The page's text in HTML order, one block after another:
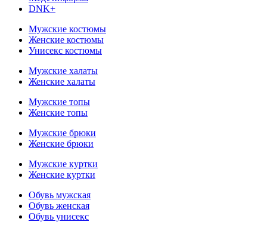
DNK+
Мужские костюмы
Женские костюмы
Унисекс костюмы
Мужские халаты
Женские халаты
Мужские топы
Женские топы
Мужские брюки
Женские брюки
Мужские куртки
Женские куртки
Обувь мужская
Обувь женская
Обувь унисекс